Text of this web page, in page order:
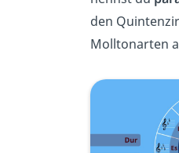
den
Molltonarten